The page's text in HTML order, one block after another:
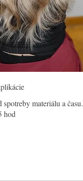
materiálu a času.
hod